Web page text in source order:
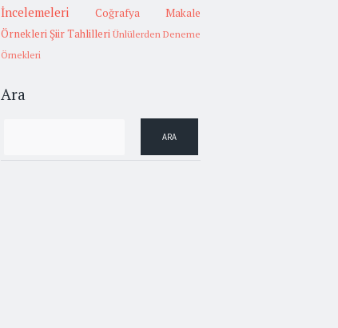
İncelemeleri
Coğrafya
Makale
Örnekleri Şiir Tahlilleri Ünlülerden Deneme
Örnekleri
Ara